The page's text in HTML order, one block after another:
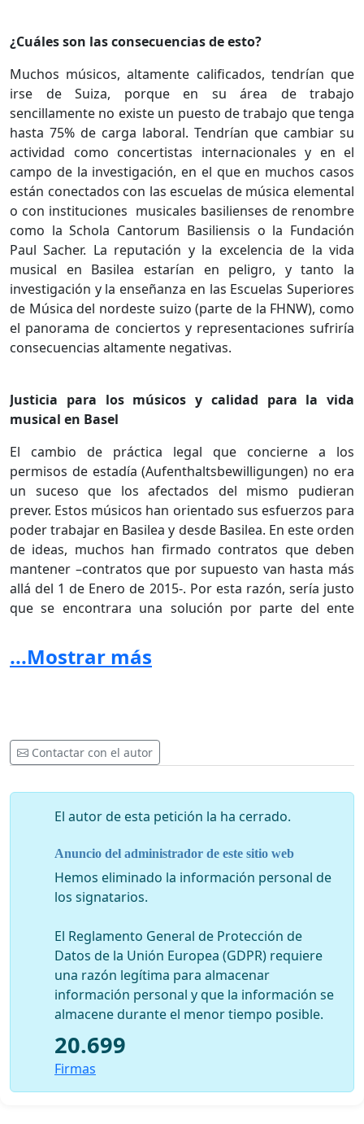
¿Cuáles son las consecuencias de esto?
Muchos músicos, altamente calificados, tendrían que
irse de Suiza, porque en su área de trabajo
sencillamente no existe un puesto de trabajo que tenga
hasta 75% de carga laboral. Tendrían que cambiar su
actividad como concertistas internacionales y en el
campo de la investigación, en el que en muchos casos
están conectados con las escuelas de música elemental
o con instituciones musicales basilienses de renombre
como la Schola Cantorum Basiliensis o la Fundación
Paul Sacher. La reputación y la excelencia de la vida
musical en Basilea estarían en peligro, y tanto la
investigación y la enseñanza en las Escuelas Superiores
de Música del nordeste suizo (parte de la FHNW), como
el panorama de conciertos y representaciones sufriría
consecuencias altamente negativas.
Justicia para los músicos y calidad para la vida
musical en Basel
El cambio de práctica legal que concierne a los
permisos de estadía (Aufenthaltsbewilligungen) no era
un suceso que los afectados del mismo pudieran
prever. Estos músicos han orientado sus esfuerzos para
poder trabajar en Basilea y desde Basilea. En este orden
de ideas, muchos han firmado contratos que deben
mantener –contratos que por supuesto van hasta más
allá del 1 de Enero de 2015-. Por esta razón, sería justo
que se encontrara una solución por parte del ente
situación no tengan que abandonar Basilea, para que la
ciudad no se convierta en un “desierto musical”
Gubernamental del Cantón Basilea-Ciudad:
encontrar una solución transitoria para que todos los
provienen de “países terceros” (Drittstaaten, no
pertenecientes a la UE) obtengan un permiso de
estadía mínimamente hasta el 31 de Diciembre de 2015,
estudios en 2014,
además de hacer viables medidas a largo plazo y actuar
en pro de reformar la ley federal
para que a los
músicos independientes que no pertenecen a la Unión
Europea les sea posible desarrollar su labor aquí en
...Mostrar más
Contactar con el autor
El autor de esta petición la ha cerrado.
Anuncio del administrador de este sitio web
Hemos eliminado la información personal de
los signatarios.
El Reglamento General de Protección de
Datos de la Unión Europea (GDPR) requiere
una razón legítima para almacenar
información personal y que la información se
almacene durante el menor tiempo posible.
20.699
Firmas